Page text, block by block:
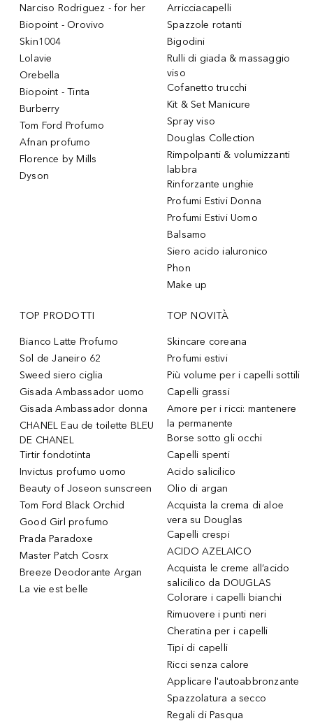
Narciso Rodriguez - for her
Biopoint - Orovivo
Skin1004
Lolavie
Orebella
Biopoint - Tinta
Burberry
Tom Ford Profumo
Afnan profumo
Florence by Mills
Dyson
Arricciacapelli
Spazzole rotanti
Bigodini
Rulli di giada & massaggio
viso
Cofanetto trucchi
Kit & Set Manicure
Spray viso
Douglas Collection
Rimpolpanti & volumizzanti
labbra
Rinforzante unghie
Profumi Estivi Donna
Profumi Estivi Uomo
Balsamo
Siero acido ialuronico
Phon
Make up
TOP PRODOTTI
Bianco Latte Profumo
Sol de Janeiro 62
Sweed siero ciglia
Gisada Ambassador uomo
Gisada Ambassador donna
CHANEL Eau de toilette BLEU
DE CHANEL
Tirtir fondotinta
Invictus profumo uomo
Beauty of Joseon sunscreen
Tom Ford Black Orchid
Good Girl profumo
Prada Paradoxe
Master Patch Cosrx
Breeze Deodorante Argan
La vie est belle
TOP NOVITÀ
Skincare coreana
Profumi estivi
Più volume per i capelli sottili
Capelli grassi
Amore per i ricci: mantenere
la permanente
Borse sotto gli occhi
Capelli spenti
Acido salicilico
Olio di argan
Acquista la crema di aloe
vera su Douglas
Capelli crespi
ACIDO AZELAICO
Acquista le creme all’acido
salicilico da DOUGLAS
Colorare i capelli bianchi
Rimuovere i punti neri
Cheratina per i capelli
Tipi di capelli
Ricci senza calore
Applicare l'autoabbronzante
Spazzolatura a secco
Regali di Pasqua